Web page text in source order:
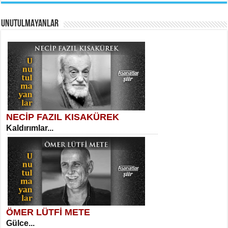
AHMET URFALI
Tahlil Denemesi...
SELAHATTİN YILDIZ
İnsanın Zindanı...
MEHMET TAŞTAN
Meral Yağmur
Eski Bir Şiir...
Kadir Ünal
Ayağıma Dolanan Yokuş...
UNUTULMAYANLAR
NECİP FAZIL KISAKÜREK
Kaldırımlar...
ÖMER LÜTFİ METE
Gülce...